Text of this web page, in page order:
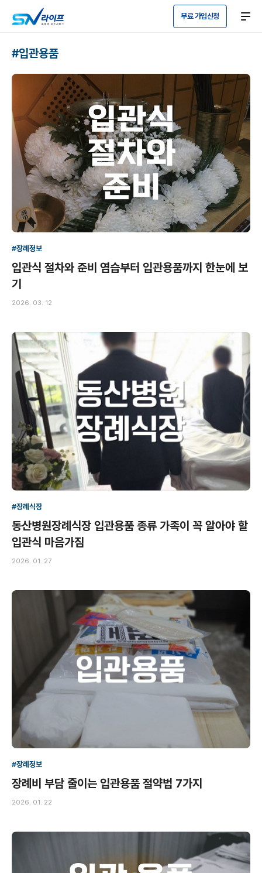
무료 가입신청
#입관용품
#장례정보
입관식 절차와 준비 염습부터 입관용품까지 한눈에 보
기
2026. 03. 12
#장례식장
동산병원장례식장 입관용품 종류 가족이 꼭 알아야 할
입관식 마음가짐
2026. 01. 27
#장례정보
장례비 부담 줄이는 입관용품 절약법 7가지
2026. 01. 22